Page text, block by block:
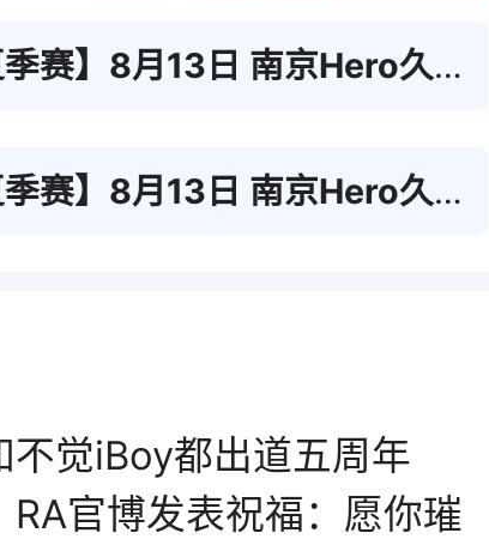
月13日 南京Hero久竞 vs XYG 第2局
月13日 南京Hero久竞 vs XYG 第3局
不觉iBoy都出道五周年
RA官博发表祝福：愿你璀